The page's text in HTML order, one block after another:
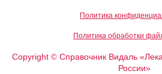
Политика
Политика обработки
Copyright ©Справочник Видаль
России»